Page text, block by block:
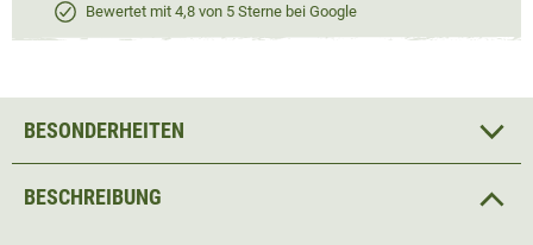
Bewertet mit 4,8 von 5 Sterne bei Google
BESCHREIBUNG
BESONDERHEITEN